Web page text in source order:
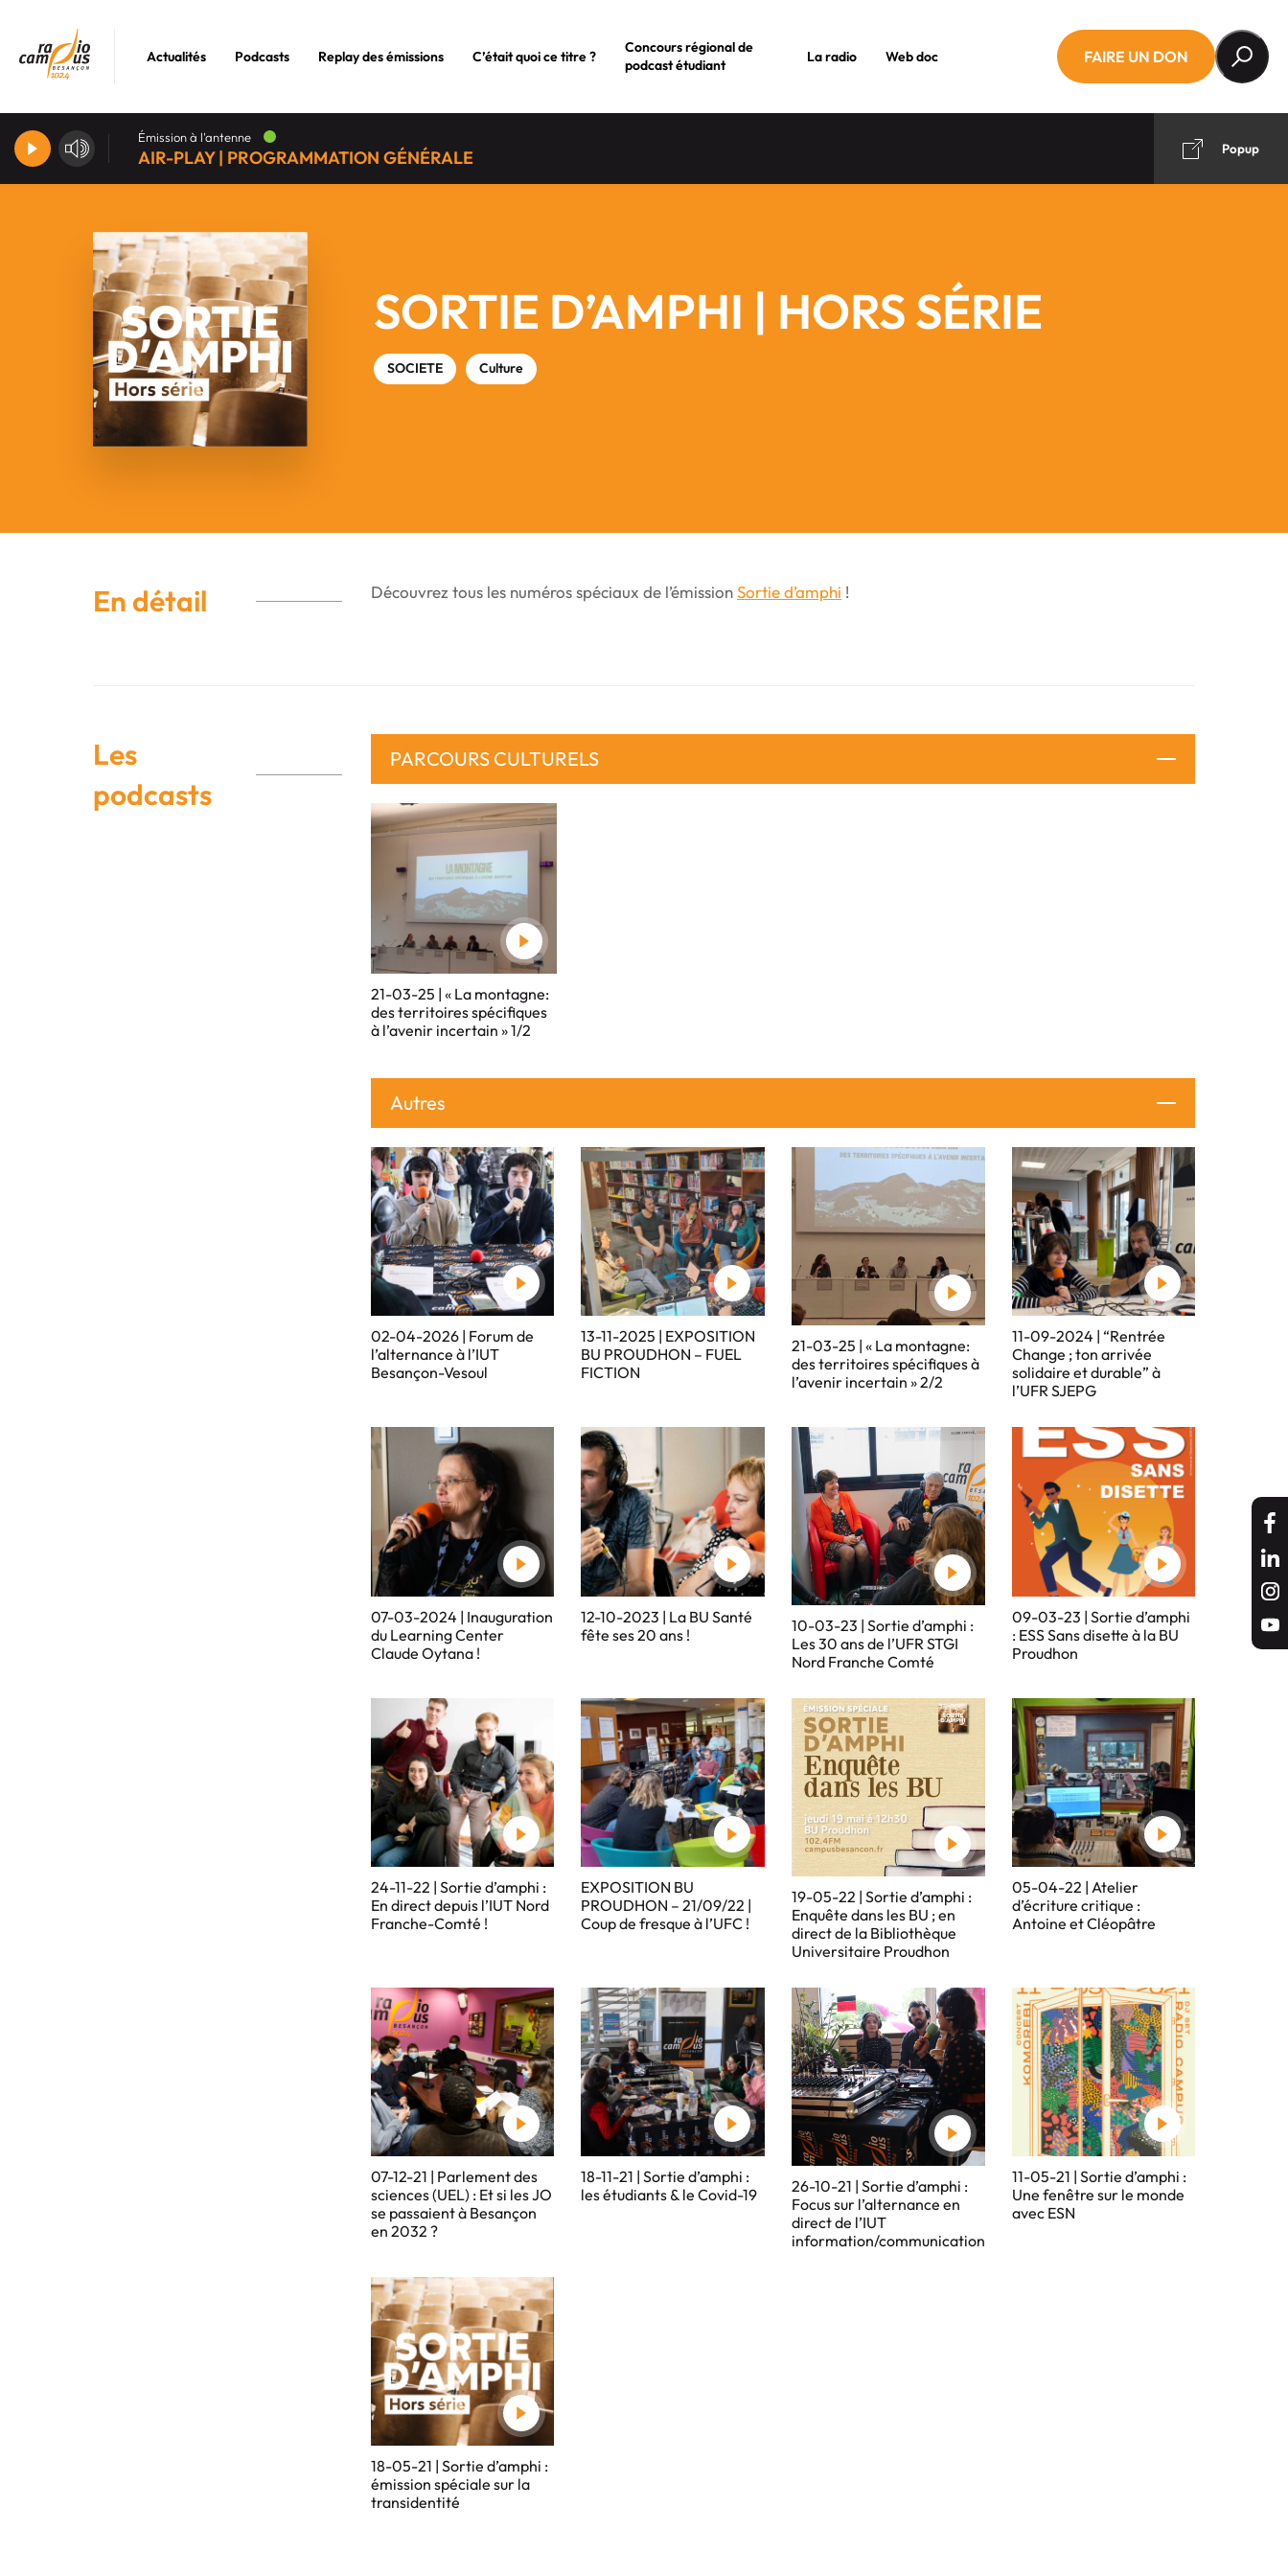
Actualités Podcasts Replay des émissions C’était quoi ce titre ?
Concours régional de
podcast étudiant
La radio Web doc FAIRE UN DON
Émission à l'antenne
AIR-PLAY | PROGRAMMATION GÉNÉRALE Popup
SORTIE D’AMPHI | HORS SÉRIE
SOCIETE Culture
En détail Découvrez tous les numéros spéciaux de l’émissionSortie d’amphi !
Les
podcasts
PARCOURS CULTURELS
21-03-25 | « La montagne:
des territoires spécifiques
à l’avenir incertain » 1/2
Autres
02-04-2026 | Forum de
l’alternance à l’IUT
Besançon-Vesoul
13-11-2025 | EXPOSITION
BU PROUDHON – FUEL
FICTION
21-03-25 | « La montagne:
des territoires spécifiques à
l’avenir incertain » 2/2
11-09-2024 | “Rentrée
Change ; ton arrivée
solidaire et durable” à
l’UFR SJEPG
07-03-2024 | Inauguration
du Learning Center
Claude Oytana !
12-10-2023 | La BU Santé
fête ses 20 ans !
10-03-23 | Sortie d’amphi :
Les 30 ans de l’UFR STGI
Nord Franche Comté
09-03-23 | Sortie d’amphi
: ESS Sans disette à la BU
Proudhon
24-11-22 | Sortie d’amphi :
En direct depuis l’IUT Nord
Franche-Comté !
EXPOSITION BU
PROUDHON – 21/09/22 |
Coup de fresque à l’UFC !
19-05-22 | Sortie d’amphi :
Enquête dans les BU ; en
direct de la Bibliothèque
Universitaire Proudhon
05-04-22 | Atelier
d’écriture critique :
Antoine et Cléopâtre
07-12-21 | Parlement des
sciences (UEL) : Et si les JO
se passaient à Besançon
en 2032 ?
18-11-21 | Sortie d’amphi :
les étudiants & le Covid-19
26-10-21 | Sortie d’amphi :
Focus sur l’alternance en
direct de l’IUT
information/communication
11-05-21 | Sortie d’amphi :
Une fenêtre sur le monde
avec ESN
18-05-21 | Sortie d’amphi :
émission spéciale sur la
transidentité